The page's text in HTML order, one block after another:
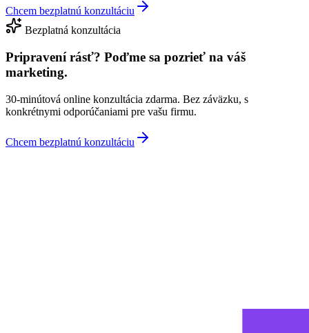
Chcem bezplatnú konzultáciu
Bezplatná konzultácia
Pripravení rásť? Poďme sa pozrieť na váš
marketing.
30-minútová online konzultácia zdarma. Bez záväzku, s
konkrétnymi odporúčaniami pre vašu firmu.
Chcem bezplatnú konzultáciu